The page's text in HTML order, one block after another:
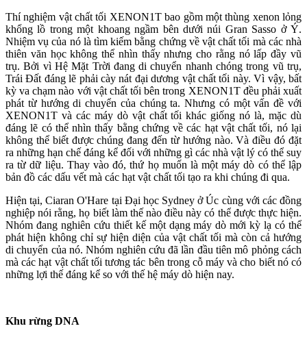
Thí nghiệm vật chất tối XENON1T bao gồm một thùng xenon lỏng
khổng lồ trong một khoang ngầm bên dưới núi Gran Sasso ở Ý.
Nhiệm vụ của nó là tìm kiếm bằng chứng về vật chất tối mà các nhà
thiên văn học không thể nhìn thấy nhưng cho rằng nó lấp đầy vũ
trụ. Bởi vì Hệ Mặt Trời đang di chuyển nhanh chóng trong vũ trụ,
Trái Đất đáng lẽ phải cày nát đại dương vật chất tối này. Vì vậy, bất
kỳ va chạm nào với vật chất tối bên trong XENON1T đều phải xuất
phát từ hướng di chuyển của chúng ta. Nhưng có một vấn đề với
XENON1T và các máy dò vật chất tối khác giống nó là, mặc dù
đáng lẽ có thể nhìn thấy bằng chứng về các hạt vật chất tối, nó lại
không thể biết được chúng đang đến từ hướng nào. Và điều đó đặt
ra những hạn chế đáng kể đối với những gì các nhà vật lý có thể suy
ra từ dữ liệu. Thay vào đó, thứ họ muốn là một máy dò có thể lập
bản đồ các dấu vết mà các hạt vật chất tối tạo ra khi chúng đi qua.
Hiện tại, Ciaran O'Hare tại Đại học Sydney ở Úc cùng với các đồng
nghiệp nói rằng, họ biết làm thế nào điều này có thể được thực hiện.
Nhóm đang nghiên cứu thiết kế một dạng máy dò mới kỳ lạ có thể
phát hiện không chỉ sự hiện diện của vật chất tối mà còn cả hướng
di chuyển của nó. Nhóm nghiên cứu đã lần đầu tiên mô phỏng cách
mà các hạt vật chất tối tương tác bên trong cỗ máy và cho biết nó có
những lợi thế đáng kể so với thế hệ máy dò hiện nay.
Khu rừng DNA